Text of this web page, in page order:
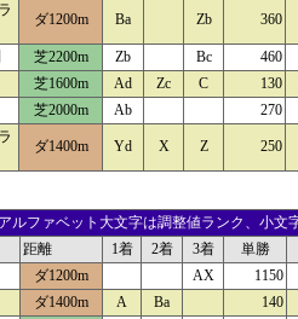
ダ1200m Ba Zb 360
芝2200m Zb Bc 460
芝1600m Ad Zc C 130
芝2000m Ab 270
ダ1400m Yd X Z 250
ルファベット大文字は調整値ランク、小文
距離 1着 2着 3着 単勝
ダ1200m AX 1150
ダ1400m A Ba 140